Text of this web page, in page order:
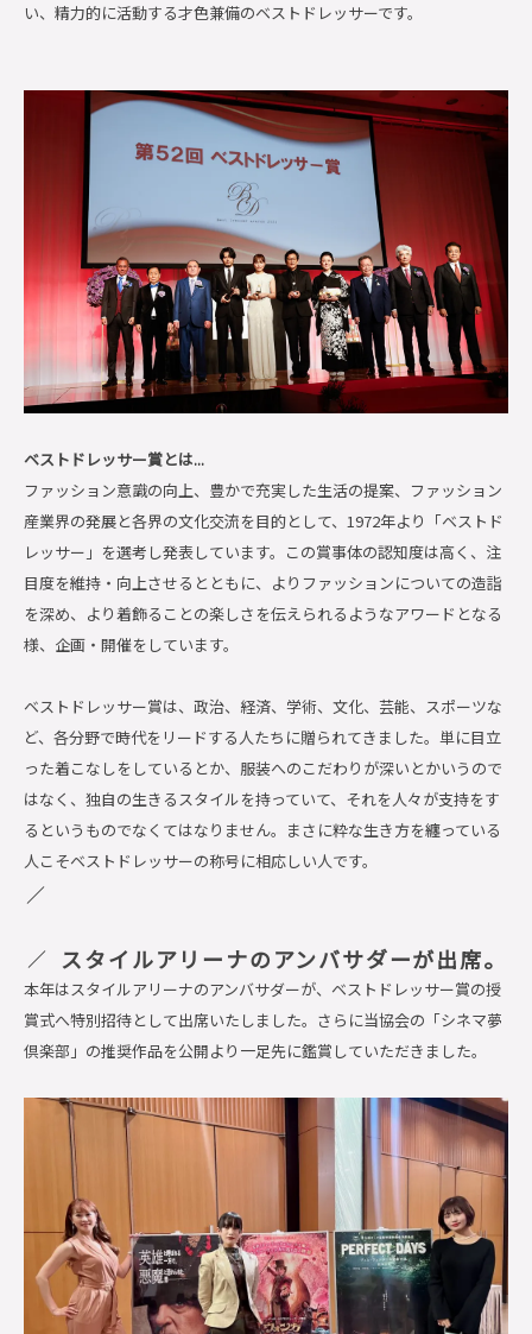
い、精力的に活動する才色兼備のベストドレッサーです。
ベストドレッサー賞とは...
ファッション意識の向上、豊かで充実した生活の提案、ファッション
産業界の発展と各界の文化交流を目的として、1972年より「ベストド
レッサー」を選考し発表しています。この賞事体の認知度は高く、注
目度を維持・向上させるとともに、よりファッションについての造詣
を深め、より着飾ることの楽しさを伝えられるようなアワードとなる
様、企画・開催をしています。
ベストドレッサー賞は、政治、経済、学術、文化、芸能、スポーツな
ど、各分野で時代をリードする人たちに贈られてきました。単に目立
った着こなしをしているとか、服装へのこだわりが深いとかいうので
はなく、独自の生きるスタイルを持っていて、それを人々が支持をす
るというものでなくてはなりません。まさに粋な生き方を纏っている
人こそベストドレッサーの称号に相応しい人です。
スタイルアリーナのアンバサダーが出席。
本年はスタイルアリーナのアンバサダーが、ベストドレッサー賞の授
賞式へ特別招待として出席いたしました。さらに当協会の「シネマ夢
倶楽部」の推奨作品を公開より一足先に鑑賞していただきました。